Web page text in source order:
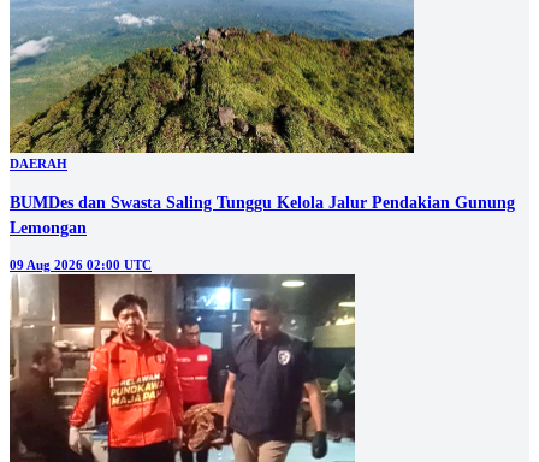
DAERAH
BUMDes dan Swasta Saling Tunggu Kelola Jalur Pendakian Gunung
Lemongan
09 Aug 2026 02:00 UTC